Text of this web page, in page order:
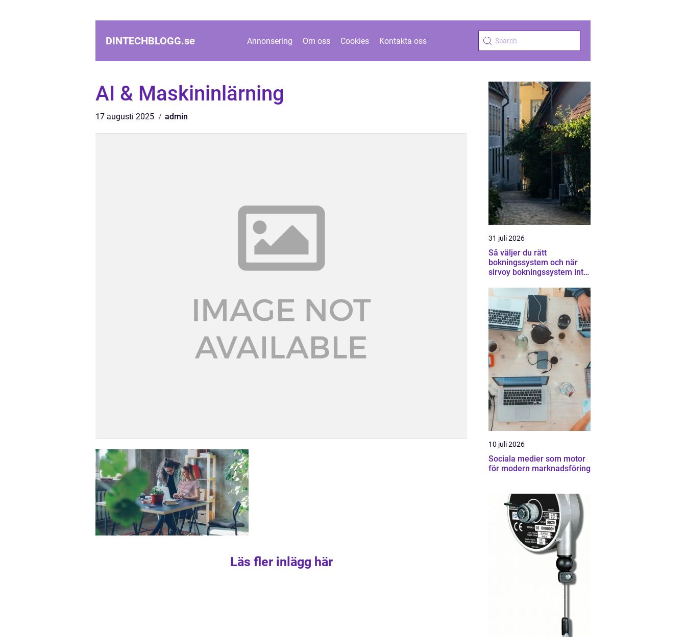
DINTECHBLOGG.se Annonsering Om oss Cookies Kontakta oss
AI & Maskininlärning
17 augusti 2025 admin
Läs fler inlägg här
31 juli 2026
Så väljer du rätt
bokningssystem och när
sirvoy bokningssystem inte
10 juli 2026
Sociala medier som motor
för modern marknadsföring